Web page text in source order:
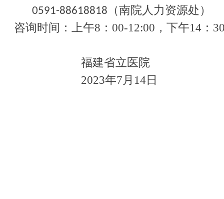
0591-88618818 （南院人力资源处）
咨询时间：上午8：00-12:00，下午14：
福建省立医院
2023年7月 14日